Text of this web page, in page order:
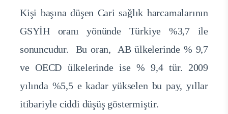
Kişi başına düşen Cari sağlık harcamalarının
GSYİH oranı yönünde Türkiye %3,7 ile
sonuncudur. Bu oran, AB ülkelerinde % 9,7
ve OECD ülkelerinde ise % 9,4 tür. 2009
yılında %5,5 e kadar yükselen bu pay, yıllar
itibariyle ciddi düşüş göstermiştir.